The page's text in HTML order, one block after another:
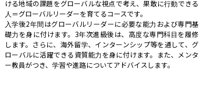
ける地域の課題をグローバルな視点で考え、果敢に行動できる
人＝グローバルリーダーを育てるコースです。
入学後2年間はグローバルリーダーに必要な能力および専門基
礎力を身に付けます。3年次進級後は、高度な専門科目を履修
します。さらに、海外留学、インターンシップ等を通して、グ
ローバルに活躍できる資質能力を身に付けます。また、メンタ
ー教員がつき、学習や進路についてアドバイスします。